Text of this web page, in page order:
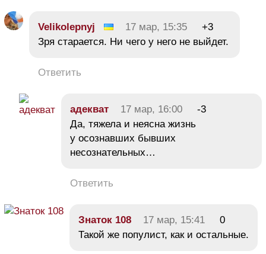
Velikolepnyj 17 мар, 15:35
+3
Зря старается. Ни чего у него не выйдет.
Ответить
адекват 17 мар, 16:00
-3
Да, тяжела и неясна жизнь
у осознавших бывших
несознательных…
Ответить
Знаток 108 17 мар, 15:41
0
Такой же популист, как и остальные.